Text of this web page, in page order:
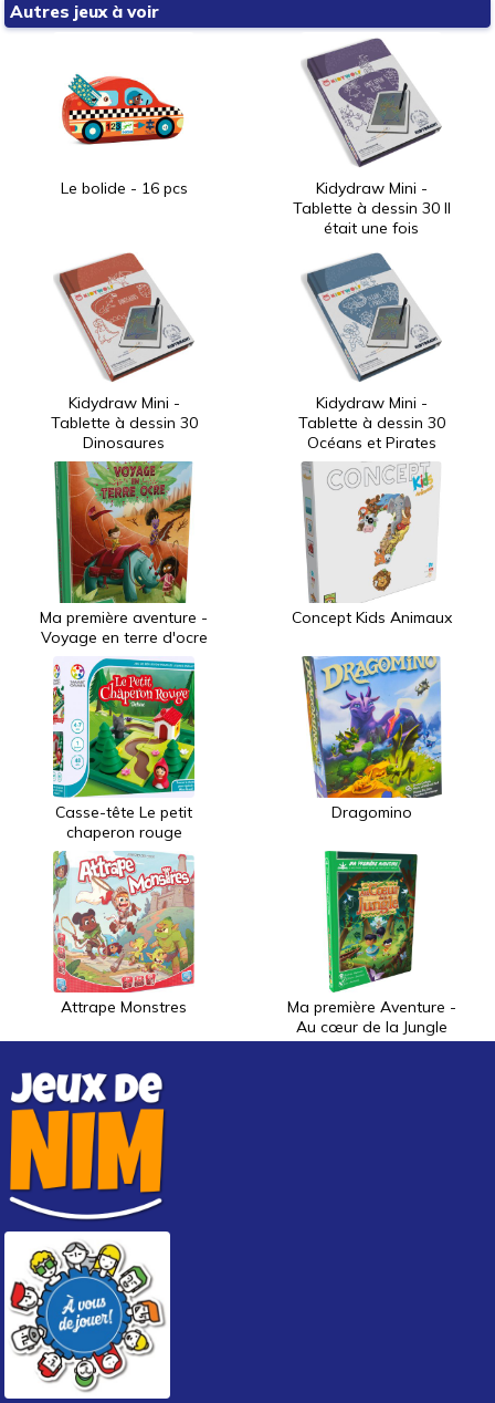
Autres jeux à voir
Le bolide - 16 pcs
Kidydraw Mini -
Tablette à dessin 30 Il
était une fois
Kidydraw Mini -
Tablette à dessin 30
Dinosaures
Kidydraw Mini -
Tablette à dessin 30
Océans et Pirates
Ma première aventure -
Voyage en terre d'ocre
Concept Kids Animaux
Casse-tête Le petit
chaperon rouge
Dragomino
Attrape Monstres
Ma première Aventure -
Au cœur de la Jungle